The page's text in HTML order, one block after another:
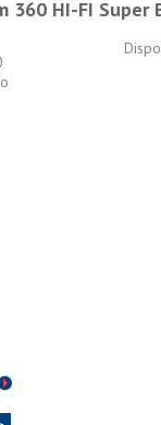
HI-FI Super